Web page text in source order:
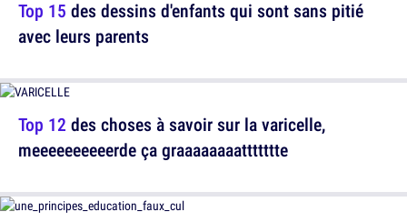
Top 12 des choses à savoir sur la varicelle,
meeeeeeeeeerde ça graaaaaaaattttttte
Top 15 des dessins d'enfants qui sont sans pitié
avec leurs parents